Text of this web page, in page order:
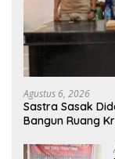
Agustus 6, 2026
Sastra Sasak
Bangun Ruang